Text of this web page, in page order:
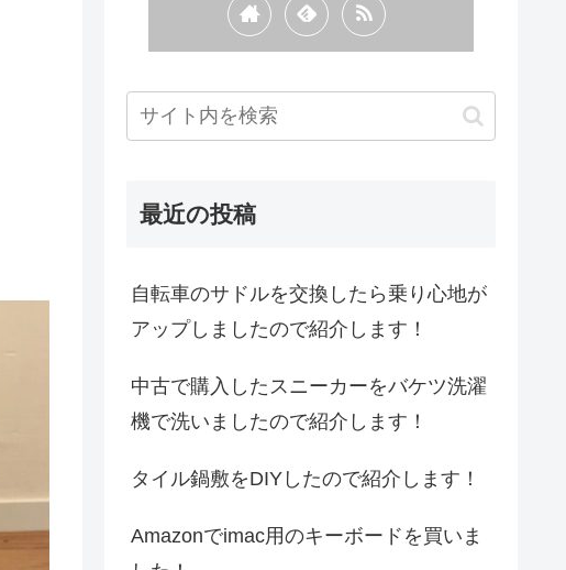
最近の投稿
自転車のサドルを交換したら乗り心地が
アップしましたので紹介します！
中古で購入したスニーカーをバケツ洗濯
機で洗いましたので紹介します！
タイル鍋敷をDIYしたので紹介します！
Amazonでimac用のキーボードを買いま